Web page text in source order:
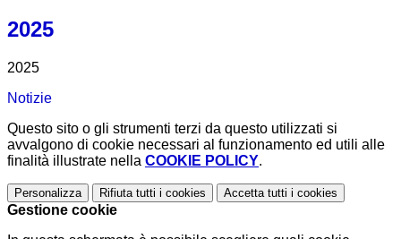
2025
2025
Notizie
Questo sito o gli strumenti terzi da questo utilizzati si
avvalgono di cookie necessari al funzionamento ed utili alle
finalità illustrate nella COOKIE POLICY.
Personalizza Rifiuta tutti i cookies Accetta tutti i cookies
Gestione cookie